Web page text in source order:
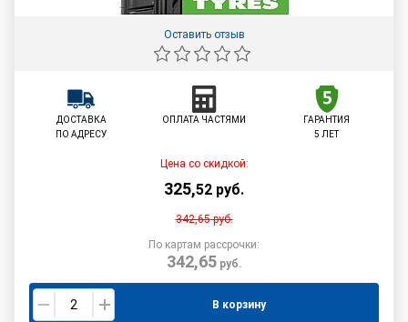
Оставить отзыв
ДОСТАВКА
ПО АДРЕСУ
ОПЛАТА ЧАСТЯМИ
ГАРАНТИЯ
5 ЛЕТ
Цена со скидкой:
325,52 руб.
342,65руб.
По картам рассрочки:
342,65руб.
В корзину